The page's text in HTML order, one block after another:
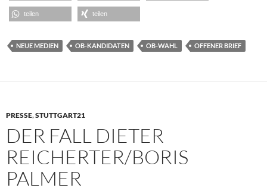
teilen teilen
NEUE MEDIEN OB-KANDIDATEN OB-WAHL OFFENER BRIEF
PRESSE,STUTTGART21
DER FALL DIETER
REICHERTER/BORIS
PALMER